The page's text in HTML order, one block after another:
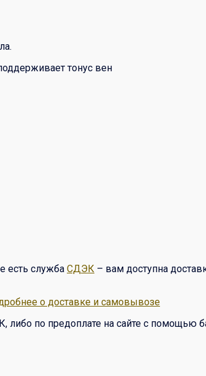
тонус вен
есть служба СДЭК – вам доступна
о доставке и самовывозе
по предоплате на сайте с помощью